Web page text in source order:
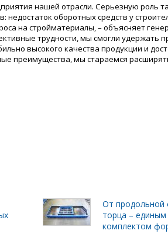
нашей отрасли. Серьезную роль
оборотных средств у
на стройматериалы, – объясняет
трудности, мы смогли удержать
высокого качества продукции и
преимущества, мы стараемся
От продольной
торца – единым
комплектом